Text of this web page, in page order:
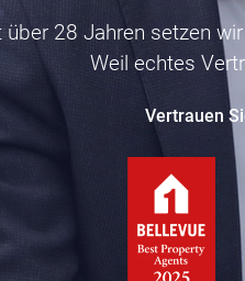
über 28 Jahren setzen
Weil echtes
Vertrauen